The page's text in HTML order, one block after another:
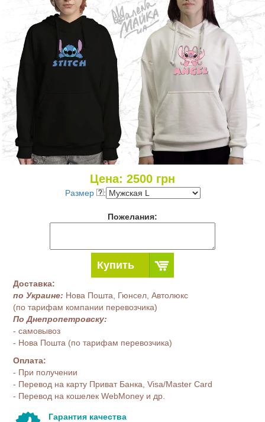
Цена: 2500 грн
Размер :
Пожелания:
Купить
Доставка:
по Украине: Нова Пошта, Гюнсел, Автолюкс
(по тарифам компании перевозчика)
По Днепропетровску:
- самовывоз
- Нова Пошта (по тарифам перевозчика)
Оплата:
- При получении
- Перевод на карту Приват Банка, Visa/Master Card
- Перевод на кошелек WebMoney и др.
Гарантия качества